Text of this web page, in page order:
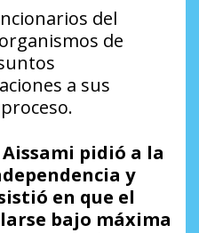
del
de
a sus
Aissami pidió a la
y
en que el
bajo máxima